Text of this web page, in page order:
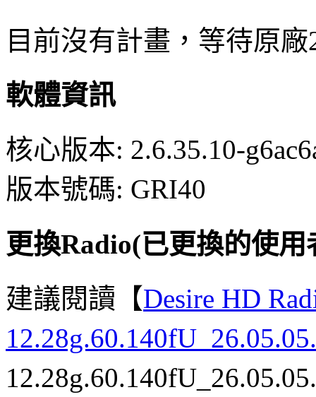
目前沒有計畫，等待原廠
軟體資訊
核心版本: 2.6.35.10-
版本號碼: GRI40
更換Radio(已更換的使
建議閱讀【Desire HD